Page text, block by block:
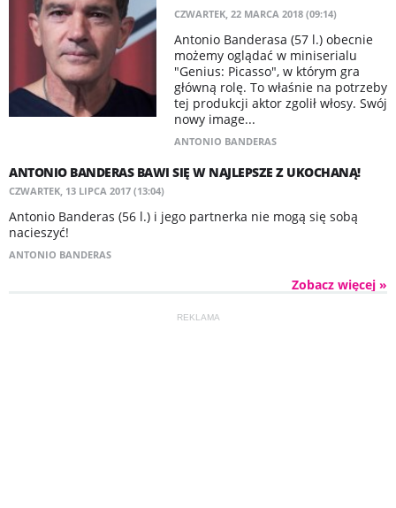
CZWARTEK, 22 MARCA 2018 (09:14)
Antonio Banderasa (57 l.) obecnie
możemy oglądać w miniserialu
"Genius: Picasso", w którym gra
główną rolę. To właśnie na potrzeby
tej produkcji aktor zgolił włosy. Swój
nowy image...
ANTONIO BANDERAS
ANTONIO BANDERAS BAWI SIĘ W NAJLEPSZE Z UKOCHANĄ!
CZWARTEK, 13 LIPCA 2017 (13:04)
Antonio Banderas (56 l.) i jego partnerka nie mogą się sobą
nacieszyć!
ANTONIO BANDERAS
Zobacz więcej »
REKLAMA